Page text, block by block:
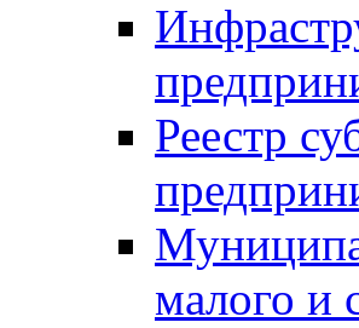
Реестр
малого и